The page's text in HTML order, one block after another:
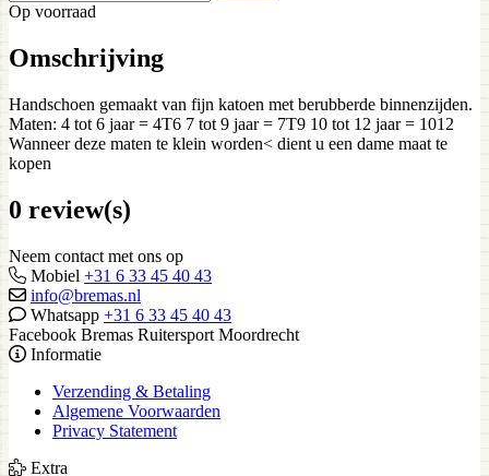
Op voorraad
Omschrijving
Handschoen gemaakt van fijn katoen met berubberde binnenzijden.
Maten: 4 tot 6 jaar = 4T6 7 tot 9 jaar = 7T9 10 tot 12 jaar = 1012
Wanneer deze maten te klein worden< dient u een dame maat te
kopen
0 review(s)
Neem contact met ons op
Mobiel +31 6 33 45 40 43
info@bremas.nl
Whatsapp +31 6 33 45 40 43
Facebook Bremas Ruitersport Moordrecht
Informatie
Verzending & Betaling
Algemene Voorwaarden
Privacy Statement
Extra